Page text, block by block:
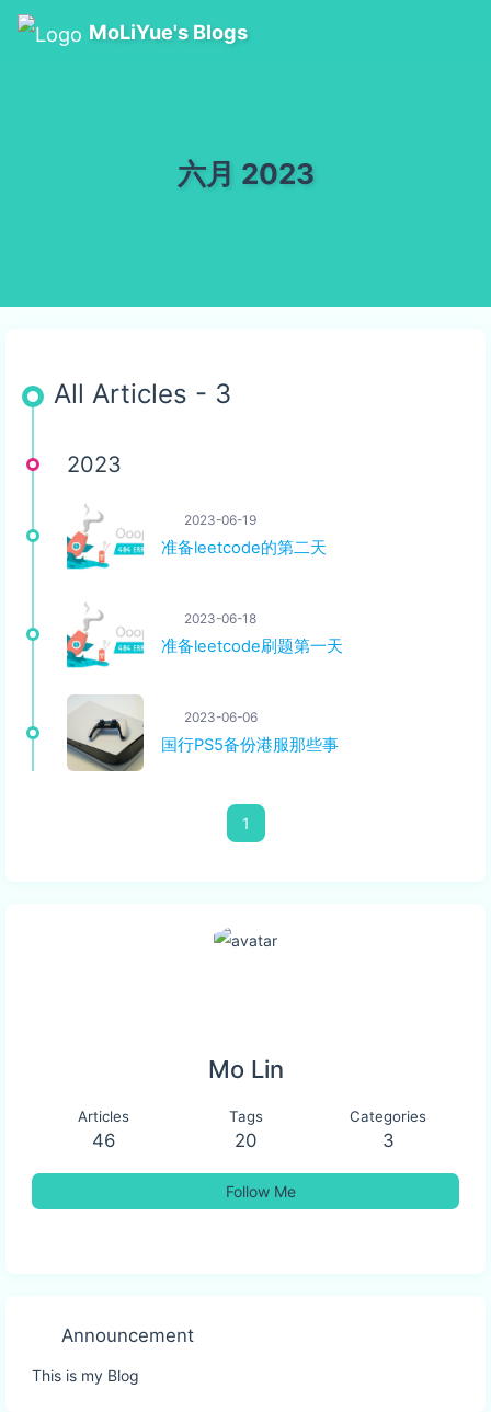
MoLiYue's Blogs
六月 2023
All Articles - 3
2023
2023-06-19
准备leetcode的第二天
2023-06-18
准备leetcode刷题第一天
2023-06-06
国行PS5备份港服那些事
1
Mo Lin
Articles
46
Tags
20
Categories
3
Follow Me
Announcement
This is my Blog